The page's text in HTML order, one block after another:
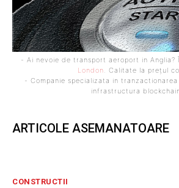
- Ai nevoie de transport aeroport in Anglia?
London . Calitate la prețul
- Companie specializata in tranzactionarea
infrastructura
ARTICOLE ASEMANATOARE
CONSTRUCTII